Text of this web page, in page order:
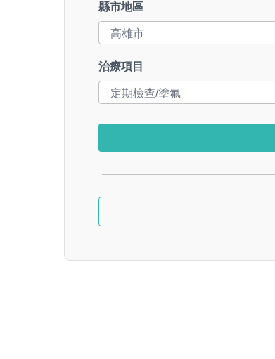
縣市地區
治療項目